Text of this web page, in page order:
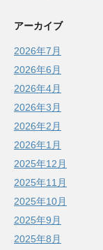
アーカイブ
2026年7月
2026年6月
2026年4月
2026年3月
2026年2月
2026年1月
2025年12月
2025年11月
2025年10月
2025年9月
2025年8月